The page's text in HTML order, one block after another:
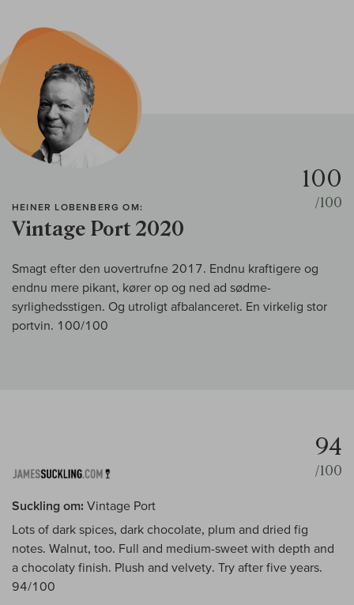
HEINER LOBENBERG OM:
Vintage Port 2020
100
/100
Smagt efter den uovertrufne 2017. Endnu kraftigere og
endnu mere pikant, kører op og ned ad sødme-
syrlighedsstigen. Og utroligt afbalanceret. En virkelig stor
portvin. 100/100
94
/100
Suckling om: Vintage Port
Lots of dark spices, dark chocolate, plum and dried fig
notes. Walnut, too. Full and medium-sweet with depth and
a chocolaty finish. Plush and velvety. Try after five years.
94/100